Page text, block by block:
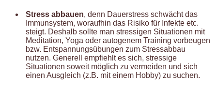
Stress abbauen, denn Dauerstress schwächt das
Immunsystem, woraufhin das Risiko für Infekte etc.
steigt. Deshalb sollte man stressigen Situationen mit
Meditation, Yoga oder autogenem Training vorbeugen
bzw. Entspannungsübungen zum Stressabbau
nutzen. Generell empfiehlt es sich, stressige
Situationen soweit möglich zu vermeiden und sich
einen Ausgleich (z.B. mit einem Hobby) zu suchen.